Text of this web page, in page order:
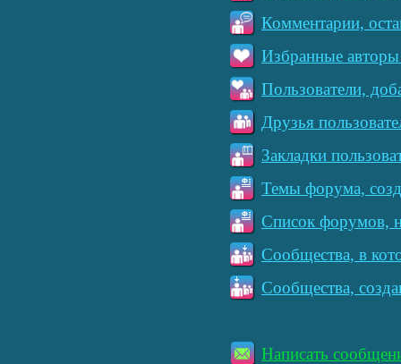
Комментарии,
Избранные авторы
Пользователи,
Друзья
Закладки
Темы форума,
Список форумов,
Сообщества, в
Сообщества,
Написать